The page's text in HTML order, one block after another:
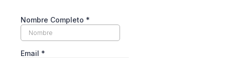
Nombre Completo *
Email *